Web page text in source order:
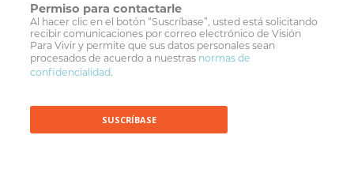
Permiso para contactarle
Al hacer clic en el botón “Suscríbase”, usted está solicitando
recibir comunicaciones por correo electrónico de Visión
Para Vivir y permite que sus datos personales sean
procesados de acuerdo a nuestras normas de
confidencialidad.